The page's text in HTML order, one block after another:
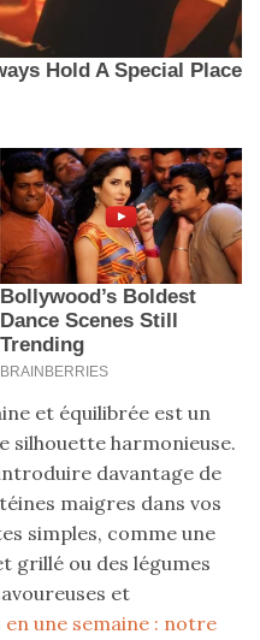
et équilibrée est un
silhouette harmonieuse.
davantage de
maigres dans vos
simples, comme une
grillé ou des légumes
et
en une semaine : notre